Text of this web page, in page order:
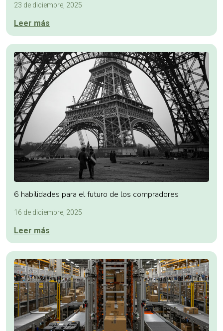
23 de diciembre, 2025
Leer más
6 habilidades para el futuro de los compradores
16 de diciembre, 2025
Leer más